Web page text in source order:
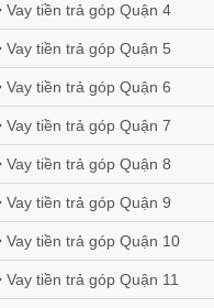
Vay tiền trả góp Quận 4
Vay tiền trả góp Quận 5
Vay tiền trả góp Quận 6
Vay tiền trả góp Quận 7
Vay tiền trả góp Quận 8
Vay tiền trả góp Quận 9
Vay tiền trả góp Quận 10
Vay tiền trả góp Quận 11